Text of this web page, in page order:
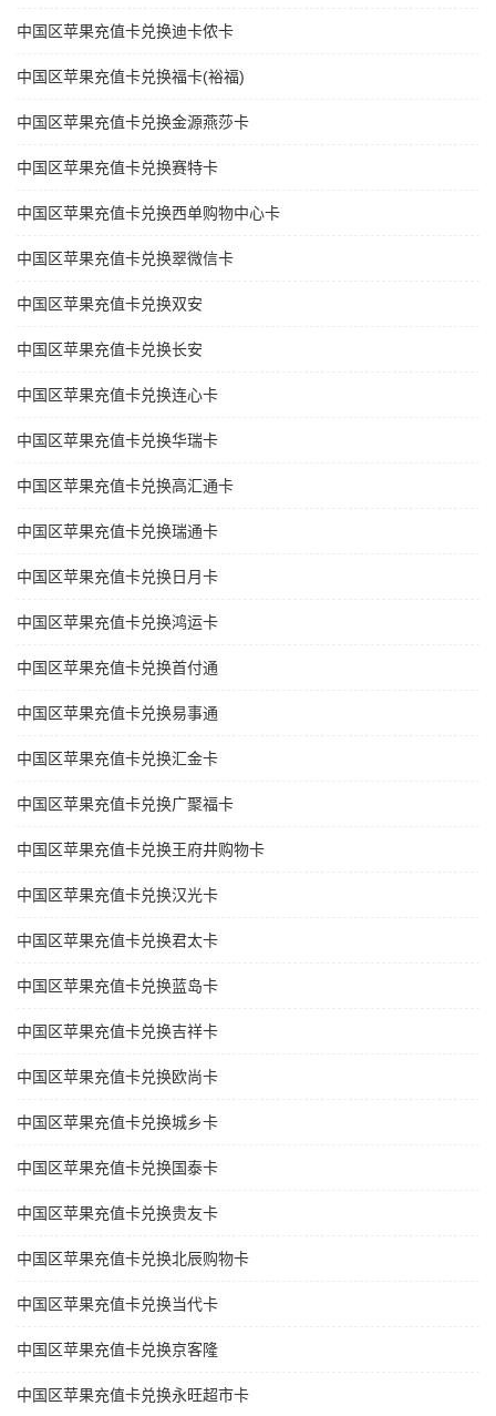
中国区苹果充值卡兑换迪卡侬卡
中国区苹果充值卡兑换福卡(裕福)
中国区苹果充值卡兑换金源燕莎卡
中国区苹果充值卡兑换赛特卡
中国区苹果充值卡兑换西单购物中心卡
中国区苹果充值卡兑换翠微信卡
中国区苹果充值卡兑换双安
中国区苹果充值卡兑换长安
中国区苹果充值卡兑换连心卡
中国区苹果充值卡兑换华瑞卡
中国区苹果充值卡兑换高汇通卡
中国区苹果充值卡兑换瑞通卡
中国区苹果充值卡兑换日月卡
中国区苹果充值卡兑换鸿运卡
中国区苹果充值卡兑换首付通
中国区苹果充值卡兑换易事通
中国区苹果充值卡兑换汇金卡
中国区苹果充值卡兑换广聚福卡
中国区苹果充值卡兑换王府井购物卡
中国区苹果充值卡兑换汉光卡
中国区苹果充值卡兑换君太卡
中国区苹果充值卡兑换蓝岛卡
中国区苹果充值卡兑换吉祥卡
中国区苹果充值卡兑换欧尚卡
中国区苹果充值卡兑换城乡卡
中国区苹果充值卡兑换国泰卡
中国区苹果充值卡兑换贵友卡
中国区苹果充值卡兑换北辰购物卡
中国区苹果充值卡兑换当代卡
中国区苹果充值卡兑换京客隆
中国区苹果充值卡兑换永旺超市卡